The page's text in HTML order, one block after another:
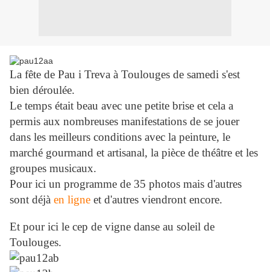
La fête de Pau i Treva à Toulouges de samedi s'est
bien déroulée.
Le temps était beau avec une petite brise et cela a
permis aux nombreuses manifestations de se jouer
dans les meilleurs conditions avec la peinture, le
marché gourmand et artisanal, la pièce de théâtre et les
groupes musicaux.
Pour ici un programme de 35 photos mais d'autres
sont déjà en ligne et d'autres viendront encore.
Et pour ici le cep de vigne danse au soleil de
Toulouges.